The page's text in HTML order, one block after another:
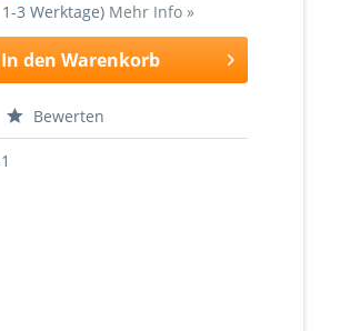
3 Werktage) Mehr Info »
In den Warenkorb
Bewerten